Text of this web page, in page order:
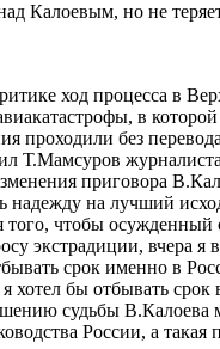
Калоевым, но не
ход процесса в
в
проходили без
Т.Мамсуров
приговора
на лучший
чтобы осужденный
экстрадиции, вчера
срок именно в
хотел бы отбывать
судьбы
России, а